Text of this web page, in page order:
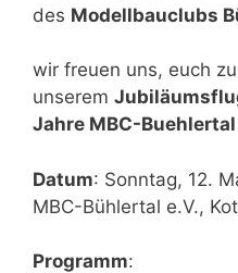
des Modellbauclubs
wir freuen uns, euch zu
unserem
Jahre MBC-Buehlertal
Datum: Sonntag, 12.
MBC-Bühlertal e.V.,
Programm: